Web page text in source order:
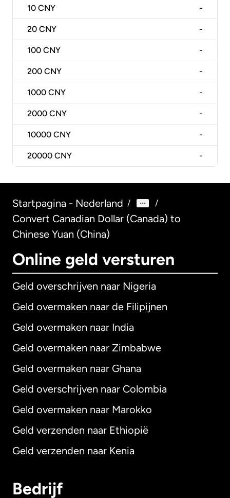
10 CNY -
20 CNY -
100 CNY -
200 CNY -
1000 CNY -
2000 CNY -
10000 CNY -
20000 CNY -
Startpagina - Nederland / /
Convert Canadian Dollar (Canada) to
Chinese Yuan (China)
Online geld versturen
Geld overschrijven naar Nigeria
Geld overmaken naar de Filipijnen
Geld overmaken naar India
Geld overmaken naar Zimbabwe
Geld overmaken naar Ghana
Geld overschrijven naar Colombia
Geld overmaken naar Marokko
Geld verzenden naar Ethiopië
Geld verzenden naar Kenia
Bedrijf